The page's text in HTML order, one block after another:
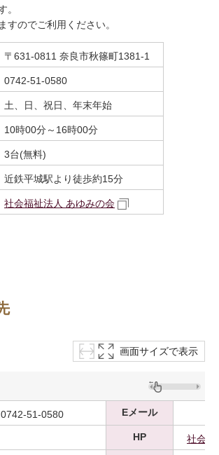
。
すのでご利用ください。
〒631-0811 奈良市秋篠町1381-1
0742-51-0580
土、日、祝日、年末年始
10時00分～16時00分
3台(無料)
近鉄平城駅より徒歩約15分
社会福祉法人 あゆみの会
画面サイズで表示
0742-51-0580 Eメール
HP 社会福